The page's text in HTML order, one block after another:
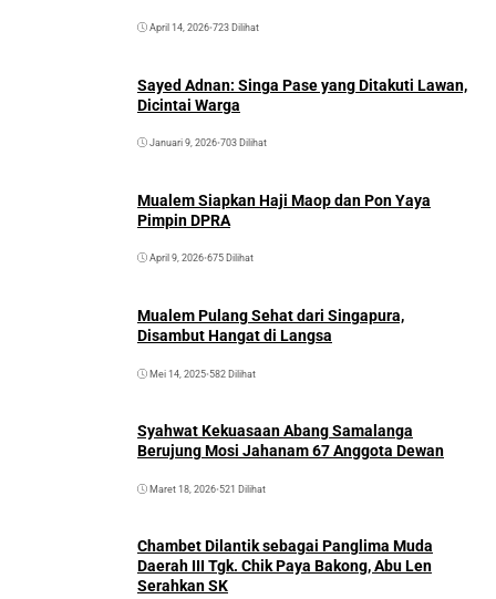
April 14, 2026•723 Dilihat
Sayed Adnan: Singa Pase yang Ditakuti Lawan,
Dicintai Warga
Januari 9, 2026•703 Dilihat
Mualem Siapkan Haji Maop dan Pon Yaya
Pimpin DPRA
April 9, 2026•675 Dilihat
Mualem Pulang Sehat dari Singapura,
Disambut Hangat di Langsa
Mei 14, 2025•582 Dilihat
Syahwat Kekuasaan Abang Samalanga
Berujung Mosi Jahanam 67 Anggota Dewan
Maret 18, 2026•521 Dilihat
Chambet Dilantik sebagai Panglima Muda
Daerah III Tgk. Chik Paya Bakong, Abu Len
Serahkan SK